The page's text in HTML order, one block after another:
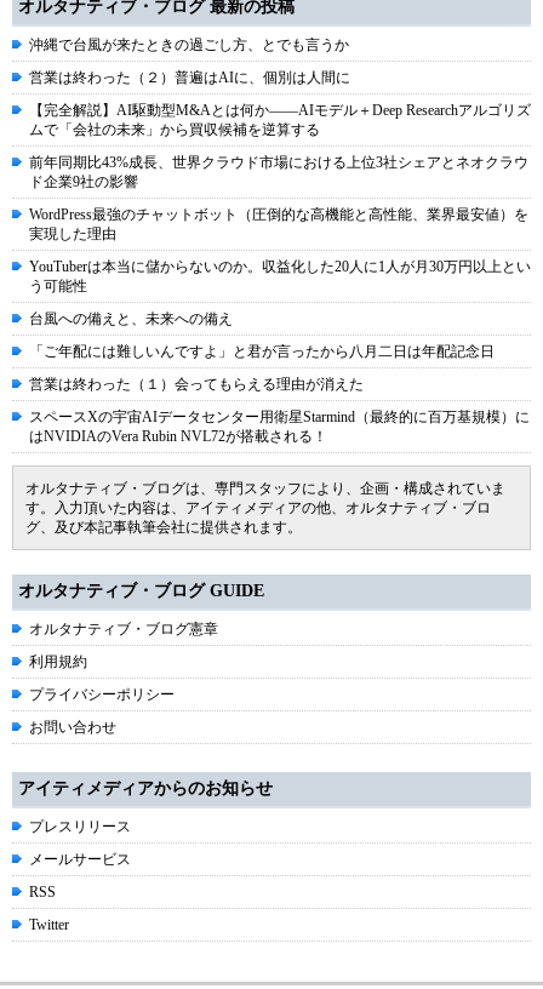
オルタナティブ・ブログ 最新の投稿
沖縄で台風が来たときの過ごし方、とでも言うか
営業は終わった（２）普遍はAIに、個別は人間に
【完全解説】AI駆動型M&Aとは何か――AIモデル＋Deep Researchアルゴリズ
ムで「会社の未来」から買収候補を逆算する
前年同期比43%成長、世界クラウド市場における上位3社シェアとネオクラウ
ド企業9社の影響
WordPress最強のチャットボット（圧倒的な高機能と高性能、業界最安値）を
実現した理由
YouTuberは本当に儲からないのか。収益化した20人に1人が月30万円以上とい
う可能性
台風への備えと、未来への備え
「ご年配には難しいんですよ」と君が言ったから八月二日は年配記念日
営業は終わった（１）会ってもらえる理由が消えた
スペースXの宇宙AIデータセンター用衛星Starmind（最終的に百万基規模）に
はNVIDIAのVera Rubin NVL72が搭載される！
オルタナティブ・ブログは、専門スタッフにより、企画・構成されていま
す。入力頂いた内容は、アイティメディアの他、オルタナティブ・ブロ
グ、及び本記事執筆会社に提供されます。
オルタナティブ・ブログ GUIDE
オルタナティブ・ブログ憲章
利用規約
プライバシーポリシー
お問い合わせ
アイティメディアからのお知らせ
プレスリリース
メールサービス
RSS
Twitter